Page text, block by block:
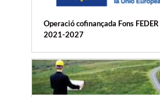
Operació cofinançada Fons FEDER
2021-2027